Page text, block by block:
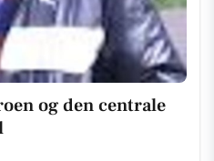
og den centrale